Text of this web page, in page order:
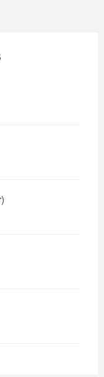
2026